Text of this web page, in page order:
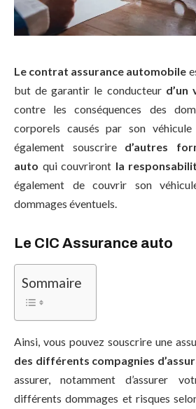
Le contrat assurance automobile
but de garantir le conducteur d’un
contre les conséquences des
corporels causés par son
également souscrire d’autres
auto qui couvriront la
également de couvrir son
dommages éventuels.
Le CIC Assurance auto
Sommaire
Ainsi, vous pouvez souscrire une
des différents compagnies
assurer, notamment d’assurer
différents dommages et risques